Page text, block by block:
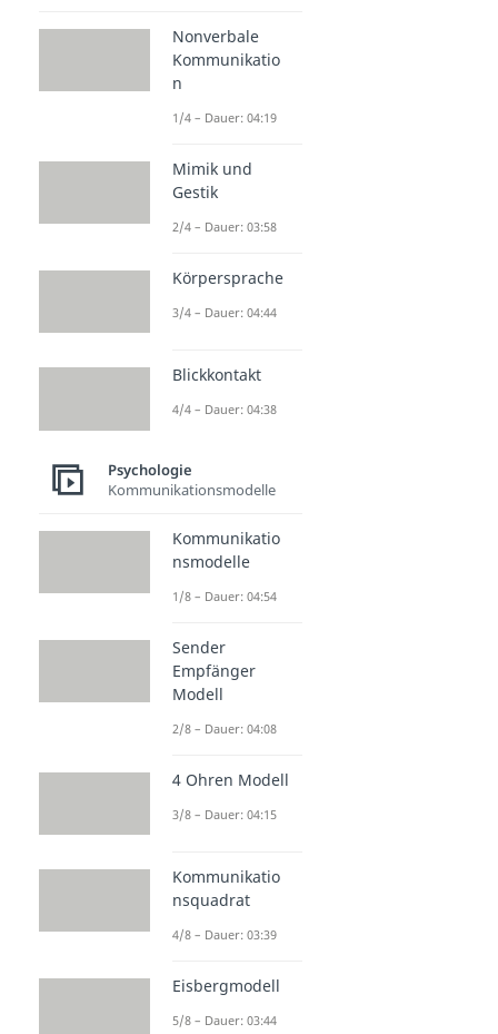
Nonverbale
Kommunikatio
n
1/4 – Dauer: 04:19
Mimik und
Gestik
2/4 – Dauer: 03:58
Körpersprache
3/4 – Dauer: 04:44
Blickkontakt
4/4 – Dauer: 04:38
Psychologie
Kommunikationsmodelle
Kommunikatio
nsmodelle
1/8 – Dauer: 04:54
Sender
Empfänger
Modell
2/8 – Dauer: 04:08
4 Ohren Modell
3/8 – Dauer: 04:15
Kommunikatio
nsquadrat
4/8 – Dauer: 03:39
Eisbergmodell
5/8 – Dauer: 03:44